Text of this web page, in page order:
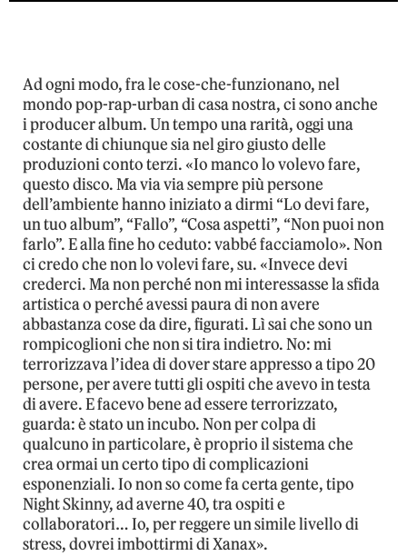
Ad ogni modo, fra le cose-che-funzionano, nel
mondo pop-rap-urban di casa nostra, ci sono anche
i producer album. Un tempo una rarità, oggi una
costante di chiunque sia nel giro giusto delle
produzioni conto terzi. «Io manco lo volevo fare,
questo disco. Ma via via sempre più persone
dell’ambiente hanno iniziato a dirmi “Lo devi fare,
un tuo album”, “Fallo”, “Cosa aspetti”, “Non puoi non
farlo”. E alla fine ho ceduto: vabbé facciamolo». Non
ci credo che non lo volevi fare, su. «Invece devi
crederci. Ma non perché non mi interessasse la sfida
artistica o perché avessi paura di non avere
abbastanza cose da dire, figurati. Lì sai che sono un
rompicoglioni che non si tira indietro. No: mi
terrorizzava l’idea di dover stare appresso a tipo 20
persone, per avere tutti gli ospiti che avevo in testa
di avere. E facevo bene ad essere terrorizzato,
guarda: è stato un incubo. Non per colpa di
qualcuno in particolare, è proprio il sistema che
crea ormai un certo tipo di complicazioni
esponenziali. Io non so come fa certa gente, tipo
Night Skinny, ad averne 40, tra ospiti e
collaboratori… Io, per reggere un simile livello di
stress, dovrei imbottirmi di Xanax».